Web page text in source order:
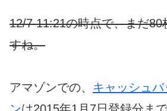
12/7 11:21の時点で、まだ80
すね。
アマゾンでの、 キャッシュ